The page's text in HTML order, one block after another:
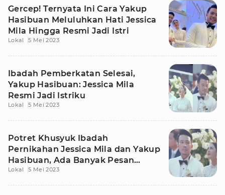
Gercep! Ternyata Ini Cara Yakup
Hasibuan Meluluhkan Hati Jessica
Mila Hingga Resmi Jadi Istri
Lokal 5 Mei 2023
Ibadah Pemberkatan Selesai,
Yakup Hasibuan: Jessica Mila
Resmi Jadi Istriku
Lokal 5 Mei 2023
Potret Khusyuk Ibadah
Pernikahan Jessica Mila dan Yakup
Hasibuan, Ada Banyak Pesan
Menyentuh
Lokal 5 Mei 2023